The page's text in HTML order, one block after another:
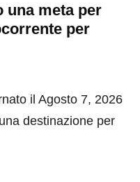
una meta per
per
il Agosto 7, 2026
destinazione per